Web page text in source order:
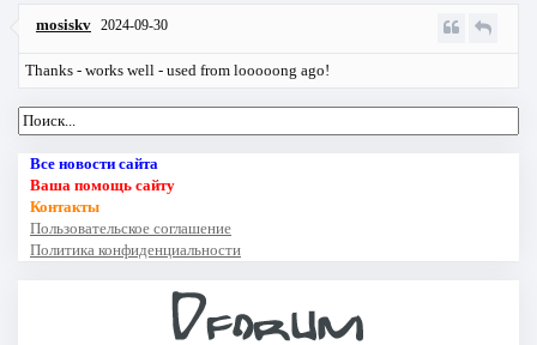
mosiskv 2024-09-30
Thanks - works well - used from looooong ago!
Все новости сайта
Ваша помощь сайту
Контакты
Пользовательское соглашение
Политика конфиденциальности